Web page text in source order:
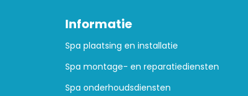
Informatie
Spa plaatsing en installatie
Spa montage- en reparatiediensten
Spa onderhoudsdiensten